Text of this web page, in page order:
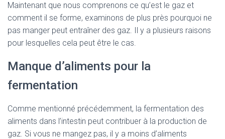
Maintenant que nous comprenons ce qu’est le gaz et
comment il se forme, examinons de plus près pourquoi ne
pas manger peut entraîner des gaz. Il y a plusieurs raisons
pour lesquelles cela peut être le cas.
Manque d’aliments pour la
fermentation
Comme mentionné précédemment, la fermentation des
aliments dans l’intestin peut contribuer à la production de
gaz. Si vous ne mangez pas, il y a moins d’aliments